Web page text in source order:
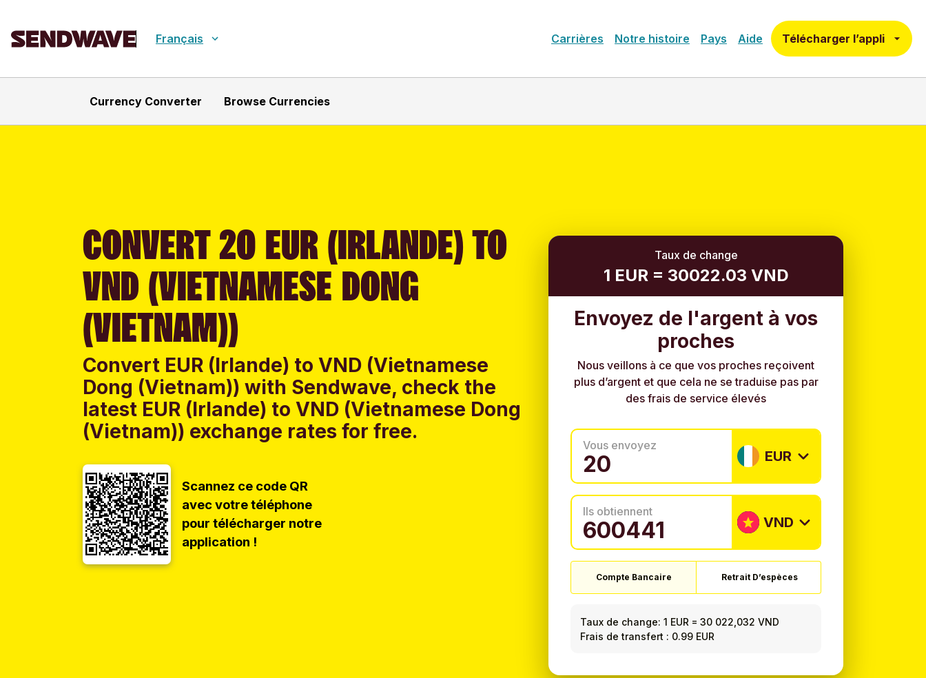
Français Carrières Notre histoire Pays Aide Télécharger l’appli
Currency Converter Browse Currencies
CONVERT 20 EUR (IRLANDE) TO
VND (VIETNAMESE DONG
(VIETNAM))
Convert EUR (Irlande) to VND (Vietnamese
Dong (Vietnam)) with Sendwave, check the
latest EUR (Irlande) to VND (Vietnamese Dong
(Vietnam)) exchange rates for free.
Scannez ce code QR
avec votre téléphone
pour télécharger notre
application !
Taux de change
1 EUR = 30022.03 VND
Envoyez de l'argent à vos
proches
Nous veillons à ce que vos proches reçoivent
plus d’argent et que cela ne se traduise pas par
des frais de service élevés
Vous envoyez
EUR
Ils obtiennent
VND
Compte Bancaire Retrait D’espèces
Taux de change: 1 EUR =30 022,032 VND
Frais de transfert : 0.99 EUR